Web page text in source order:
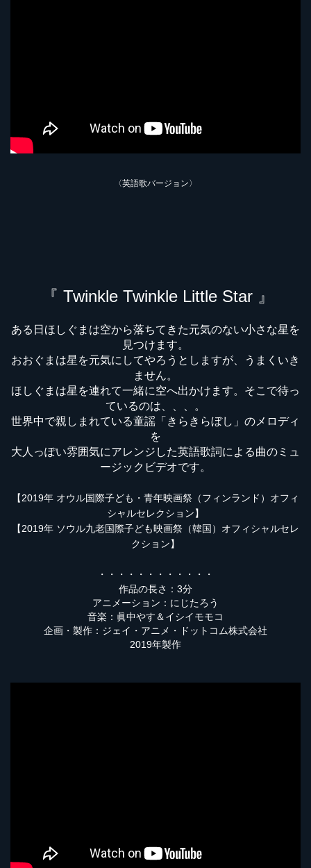
〈英語歌バージョン〉
『 Twinkle Twinkle Little Star 』
ある日ほしぐまは空から落ちてきた元気のない小さな星を
見つけます。
おおぐまは星を元気にしてやろうとしますが、うまくいき
ません。
ほしぐまは星を連れて一緒に空へ出かけます。そこで待っ
ているのは、、、。
世界中で親しまれている童謡「きらきらぼし」のメロディ
を
大人っぽい雰囲気にアレンジした英語歌詞による曲のミュ
ージックビデオです。
【2019年 オウル国際子ども・青年映画祭（フィンランド）オフィ
シャルセレクション】
【2019年 ソウル九老国際子ども映画祭（韓国）オフィシャルセレ
クション】
・・・・・・・・・・・・
作品の長さ：3分
アニメーション：にじたろう
音楽：眞中やす＆イシイモモコ
企画・製作：ジェイ・アニメ・ドットコム株式会社
2019年製作